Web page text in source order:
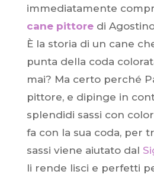
immediatamente
cane pittoredi
È la storia di un cane
punta della coda
mai? Ma certo perché
pittore, e dipinge in
splendidi sassi con
fa con la sua coda, per
sassi viene aiutato dal
li rende lisci e perfetti